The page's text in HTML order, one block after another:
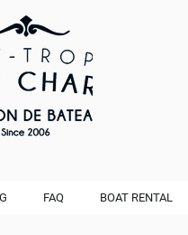
FAQ BOAT RENTAL